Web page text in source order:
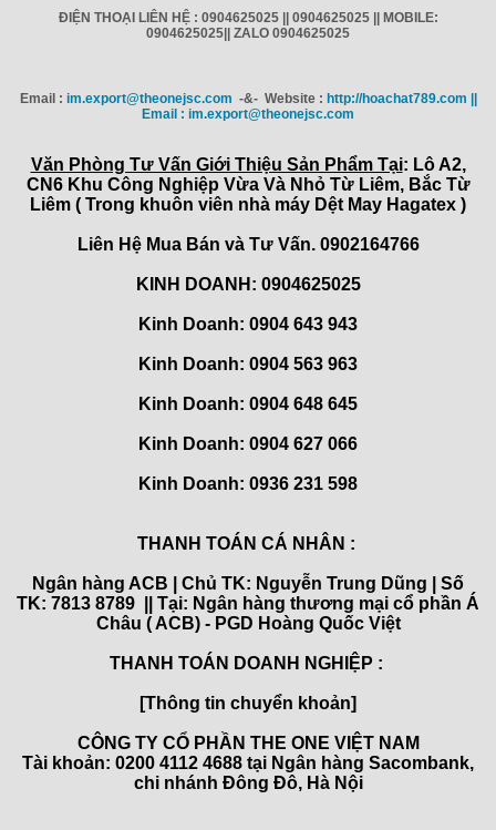
ĐIỆN THOẠI LIÊN HỆ : 0904625025 || 0904625025 || MOBILE:
0904625025|| ZALO 0904625025
Email : im.export@theonejsc.com -&- Website : http://hoachat789.com ||
Email : im.export@theonejsc.com
Văn Phòng Tư Vấn Giới Thiệu Sản Phẩm Tại: Lô A2,
CN6 Khu Công Nghiệp Vừa Và Nhỏ Từ Liêm, Bắc Từ
Liêm ( Trong khuôn viên nhà máy Dệt May Hagatex )
Liên Hệ Mua Bán và Tư Vấn. 0902164766
KINH DOANH: 0904625025
Kinh Doanh: 0904 643 943
Kinh Doanh: 0904 563 963
Kinh Doanh: 0904 648 645
Kinh Doanh: 0904 627 066
Kinh Doanh: 0936 231 598
THANH TOÁN CÁ NHÂN :
Ngân hàng ACB | Chủ TK: Nguyễn Trung Dũng | Số
TK: 7813 8789 || Tại: Ngân hàng thương mại cổ phần Á
Châu ( ACB) - PGD Hoàng Quốc Việt
THANH TOÁN DOANH NGHIỆP :
[Thông tin chuyển khoản]
CÔNG TY CỔ PHẦN THE ONE VIỆT NAM
Tài khoản: 0200 4112 4688 tại Ngân hàng Sacombank,
chi nhánh Đông Đô, Hà Nội